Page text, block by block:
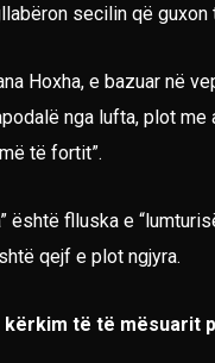
secilin që guxon
Hoxha, e bazuar në
nga lufta, plot
të fortit”.
është flluska e
qejf e plot ngjyra.
kërkim të të mësuarit